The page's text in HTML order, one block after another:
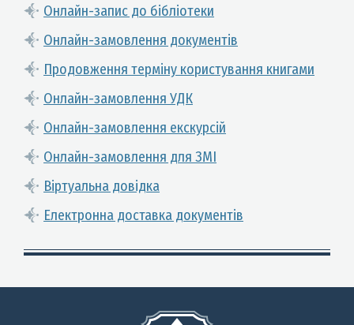
Онлайн-запис до бібліотеки
Онлайн-замовлення документів
Продовження терміну користування книгами
Онлайн-замовлення УДК
Онлайн-замовлення екскурсій
Онлайн-замовлення для ЗМІ
Віртуальна довідка
Електронна доставка документів